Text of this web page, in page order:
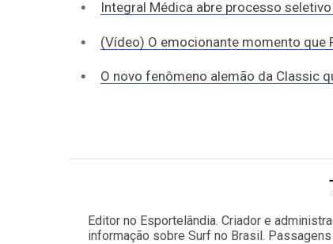
Integral Médica abre processo
(Vídeo) O emocionante momento que
O novo fenômeno alemão da Classic
Editor no Esportelândia. Criador e
informação sobre Surf no Brasil.